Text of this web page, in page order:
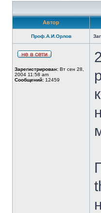
Автор
Проф.А.И.Орлов
Зарегистрирован: Вт сен 28,
2004 11:58 am
Сообщений: 12459